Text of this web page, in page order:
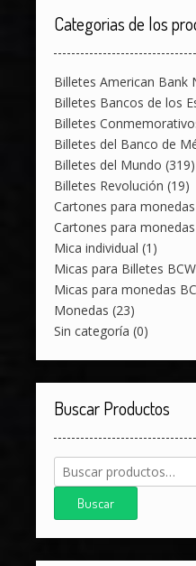
Categorias de los
Billetes American Bank
Billetes Bancos de los
Billetes
Billetes del Banco de
Billetes del Mundo (319)
Billetes Revolución (19)
Cartones para
Cartones para
Mica individual (1)
Micas para Billetes BCW
Micas para monedas
Monedas (23)
Sin categoría (0)
Buscar Productos
Buscar
por:
Buscar